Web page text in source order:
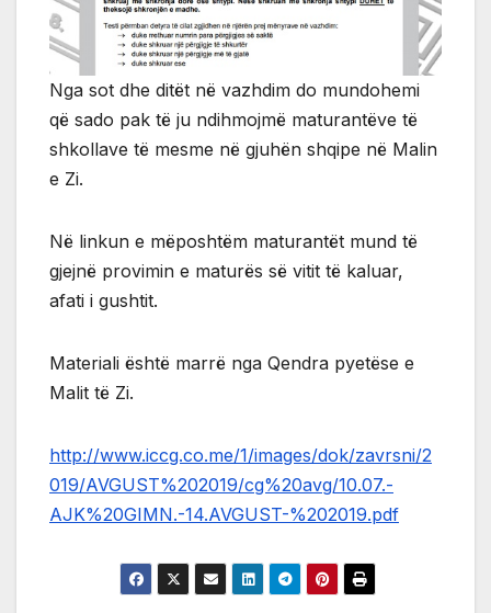
Nga sot dhe ditët në vazhdim do mundohemi
që sado pak të ju ndihmojmë maturantëve të
shkollave të mesme në gjuhën shqipe në Malin
e Zi.
Në linkun e mëposhtëm maturantët mund të
gjejnë provimin e maturës së vitit të kaluar,
afati i gushtit.
Materiali është marrë nga Qendra pyetëse e
Malit të Zi.
http://www.iccg.co.me/1/images/dok/zavrsni/2
019/AVGUST%202019/cg%20avg/10.07.-
AJK%20GIMN.-14.AVGUST-%202019.pdf